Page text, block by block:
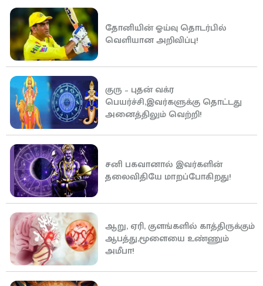
தோனியின் ஓய்வு தொடர்பில்
வெளியான அறிவிப்பு!
குரு – புதன் வக்ர
பெயர்ச்சி,இவர்களுக்கு தொட்டது
அனைத்திலும் வெற்றி!
சனி பகவானால் இவர்களின்
தலைவிதியே மாறப்போகிறது!
ஆறு, ஏரி, குளங்களில் காத்திருக்கும்
ஆபத்து,மூளையை உண்ணும்
அமீபா!